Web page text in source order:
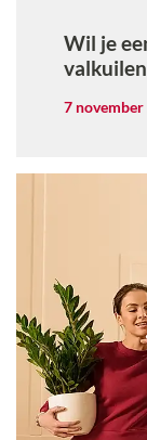
Wil je
7